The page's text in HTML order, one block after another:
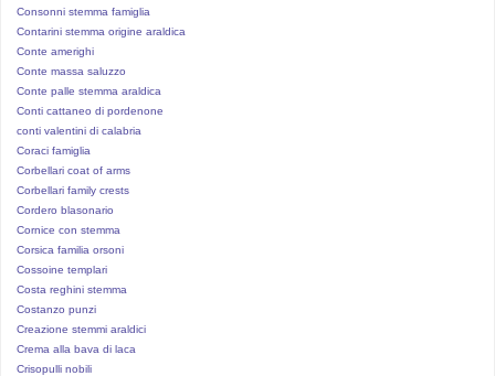
Consonni stemma famiglia
Contarini stemma origine araldica
Conte amerighi
Conte massa saluzzo
Conte palle stemma araldica
Conti cattaneo di pordenone
conti valentini di calabria
Coraci famiglia
Corbellari coat of arms
Corbellari family crests
Cordero blasonario
Cornice con stemma
Corsica familia orsoni
Cossoine templari
Costa reghini stemma
Costanzo punzi
Creazione stemmi araldici
Crema alla bava di laca
Crisopulli nobili